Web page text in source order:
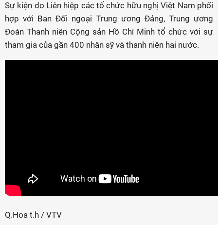
Sự kiện do Liên hiệp các tổ chức hữu nghị Việt Nam phối
hợp với Ban Đối ngoại Trung ương Đảng, Trung ương
Đoàn Thanh niên Cộng sản Hồ Chí Minh tổ chức với sự
tham gia của gần 400 nhân sỹ và thanh niên hai nước.
Q.Hoa t.h / VTV